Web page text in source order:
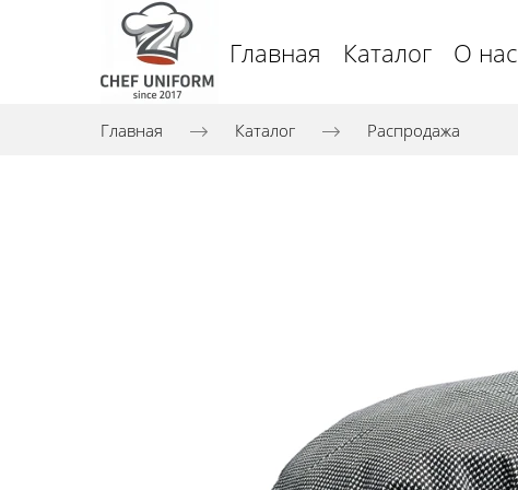
Главная Каталог О нас
Главная Каталог Распродажа